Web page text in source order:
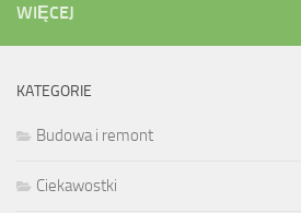
WIĘCEJ
KATEGORIE
Budowa i remont
Ciekawostki